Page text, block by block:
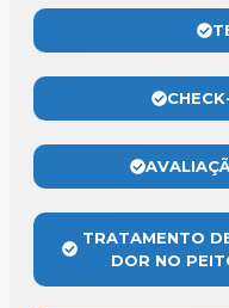
TRATAMENTO
DOR NO